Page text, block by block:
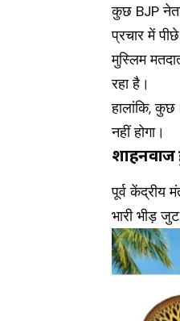
कुछ BJP
प्रचार में
मुस्लिम
रहा है।
हालांकि,
नहीं होगा।
पूर्व केंद्रीय
भारी भीड़